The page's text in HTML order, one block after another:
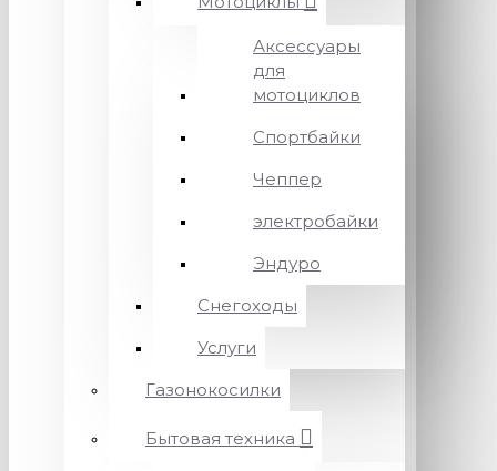
Аксессуары
для
мотоциклов
Спортбайки
Чеппер
электробайки
Эндуро
Снегоходы
Услуги
Газонокосилки
Бытовая техника